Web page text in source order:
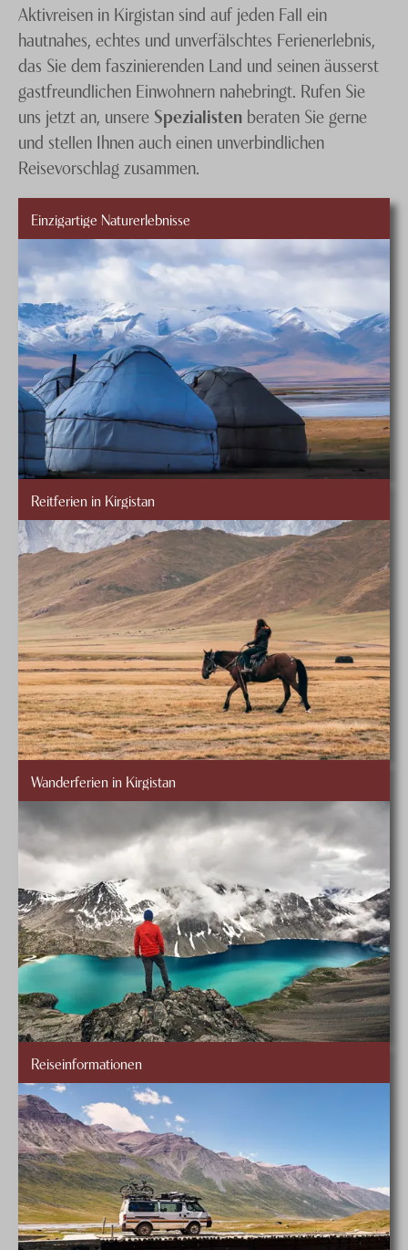
Aktivreisen in Kirgistan sind auf jeden Fall ein
hautnahes, echtes und unverfälschtes Ferienerlebnis,
das Sie dem faszinierenden Land und seinen äusserst
gastfreundlichen Einwohnern nahebringt. Rufen Sie
uns jetzt an, unsere Spezialisten beraten Sie gerne
und stellen Ihnen auch einen unverbindlichen
Reisevorschlag zusammen.
Einzigartige Naturerlebnisse
Reitferien in Kirgistan
Wanderferien in Kirgistan
Reiseinformationen